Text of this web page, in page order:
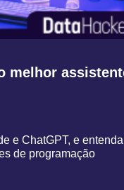
melhor
e ChatGPT, e
de programação